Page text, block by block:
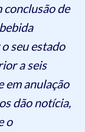
conclusão de
seu estado
a seis
em anulação
dão notícia,
o